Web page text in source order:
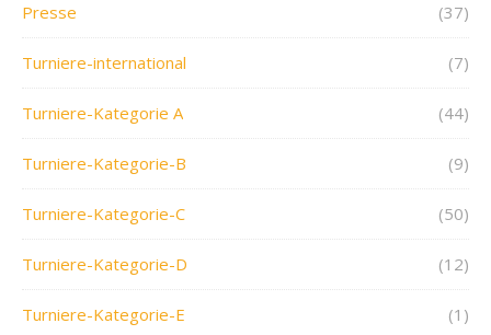
Presse (37)
Turniere-international (7)
Turniere-Kategorie A (44)
Turniere-Kategorie-B (9)
Turniere-Kategorie-C (50)
Turniere-Kategorie-D (12)
Turniere-Kategorie-E (1)